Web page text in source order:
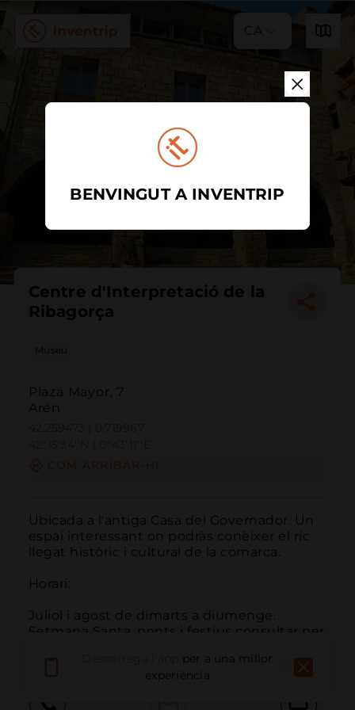
CA
Centre d'Interpretació de la
Ribagorça
Museu
Plaza Mayor, 7
Arén
Ubicada a l'antiga Casa del Governador. Un
espai interessant on podràs conèixer el ric
llegat històric i cultural de la comarca.
Horari:
Juliol i agost de dimarts a diumenge.
Setmana Santa, ponts i festius consultar per
per a una millor
experiència
BENVINGUT A INVENTRIP